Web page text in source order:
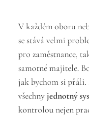
V každém oboru
se stává velmi
pro zaměstnance,
samotné majitele.
jak bychom si přáli.
všechnyjednotný
kontrolou nejen